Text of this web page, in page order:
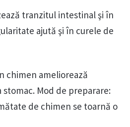
tranzitul intestinal şi în
ajută şi în curele de
chimen ameliorează
Mod de preparare:
de chimen se toarnă o